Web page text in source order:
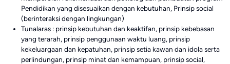
Pendidikan yang disesuaikan dengan kebutuhan, Prinsip social
(berinteraksi dengan lingkungan)
Tunalaras : prinsip kebutuhan dan keaktifan, prinsip kebebasan
yang terarah, prinsip penggunaan waktu luang, prinsip
kekeluargaan dan kepatuhan, prinsip setia kawan dan idola serta
perlindungan, prinsip minat dan kemampuan, prinsip social,